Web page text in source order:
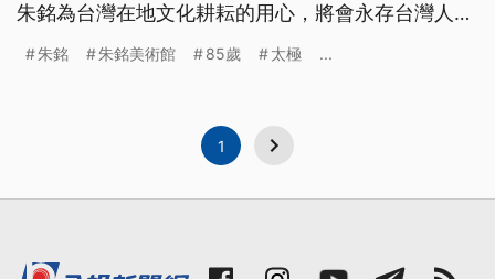
朱銘為台灣在地文化耕耘的用心，將會永存台灣人心
朱銘 朱銘美術館 85歲 太極 ...
1